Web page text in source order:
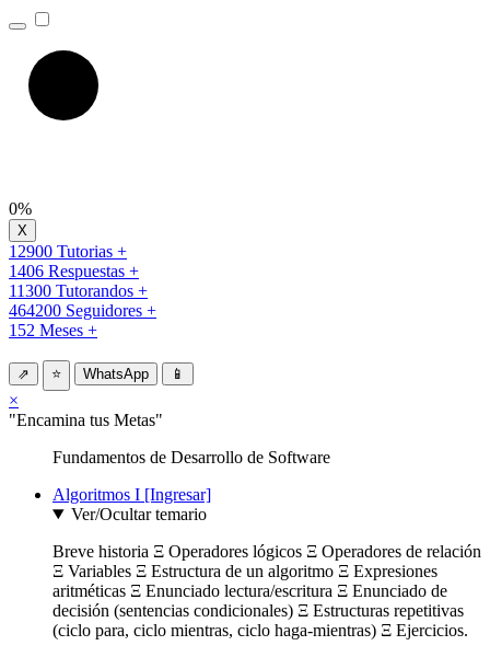
0%
12900 Tutorias +
1406 Respuestas +
11300 Tutorandos +
464200 Seguidores +
152 Meses +
⇗ ⭐ WhatsApp 📱
×
"Encamina tus Metas"
Fundamentos de Desarrollo de Software
Algoritmos I [Ingresar]
Ver/Ocultar temario
Breve historia Ξ Operadores lógicos Ξ Operadores de relación
Ξ Variables Ξ Estructura de un algoritmo Ξ Expresiones
aritméticas Ξ Enunciado lectura/escritura Ξ Enunciado de
decisión (sentencias condicionales) Ξ Estructuras repetitivas
(ciclo para, ciclo mientras, ciclo haga-mientras) Ξ Ejercicios.